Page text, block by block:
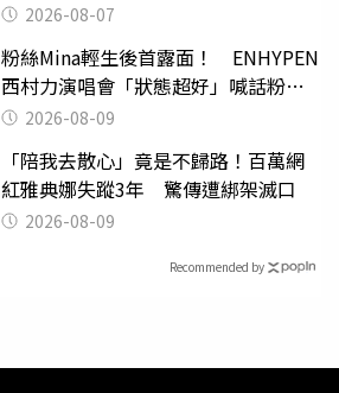
2026-08-07
粉絲Mina輕生後首露面！ ENHYPEN
西村力演唱會「狀態超好」喊話粉
絲：我們心意相通
2026-08-09
「陪我去散心」竟是不歸路！百萬網
紅雅典娜失蹤3年 驚傳遭綁架滅口
2026-08-09
Recommended by